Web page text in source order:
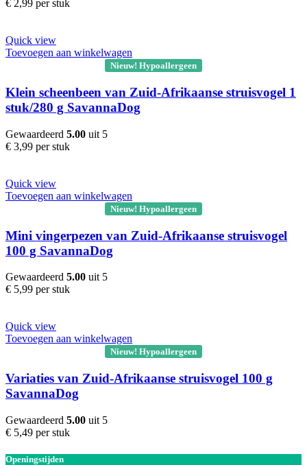
€ 2,99 per stuk
Quick view
Toevoegen aan winkelwagen
Nieuw! Hypoallergeen
Klein scheenbeen van Zuid-Afrikaanse struisvogel 1
stuk/280 g SavannaDog
Gewaardeerd 5.00 uit 5
€ 3,99 per stuk
Quick view
Toevoegen aan winkelwagen
Nieuw! Hypoallergeen
Mini vingerpezen van Zuid-Afrikaanse struisvogel
100 g SavannaDog
Gewaardeerd 5.00 uit 5
€ 5,99 per stuk
Quick view
Toevoegen aan winkelwagen
Nieuw! Hypoallergeen
Variaties van Zuid-Afrikaanse struisvogel 100 g
SavannaDog
Gewaardeerd 5.00 uit 5
€ 5,49 per stuk
Openingstijden